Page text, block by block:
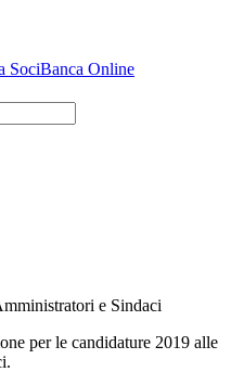
SociBanca Online
e Sindaci
per le candidature 2019 alle